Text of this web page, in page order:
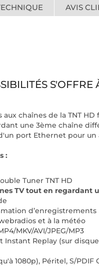
AVIS
S'OFFRE
chaînes de la TNT
une 3ème chaîne
port Ethernet pour
:
Tuner TNT HD
TV tout en regardant
d’enregistrements
et à la météo
MKV/AVI/JPEG/MP3
Replay (sur
1080p), Péritel, S/PDIF